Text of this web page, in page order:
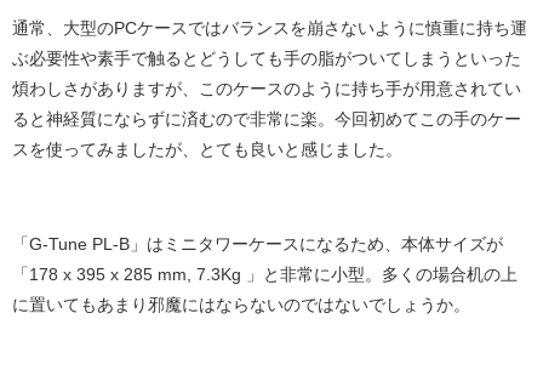
通常、大型のPCケースではバランスを崩さないように慎重に持ち運
ぶ必要性や素手で触るとどうしても手の脂がついてしまうといった
煩わしさがありますが、このケースのように持ち手が用意されてい
ると神経質にならずに済むので非常に楽。今回初めてこの手のケー
スを使ってみましたが、とても良いと感じました。
「G-Tune PL-B」はミニタワーケースになるため、本体サイズが
「178 x 395 x 285 mm, 7.3Kg 」と非常に小型。多くの場合机の上
に置いてもあまり邪魔にはならないのではないでしょうか。